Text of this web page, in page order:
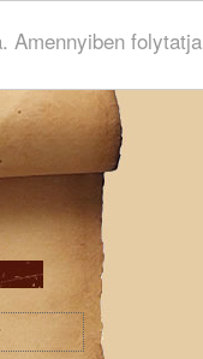
Amennyiben folytatja